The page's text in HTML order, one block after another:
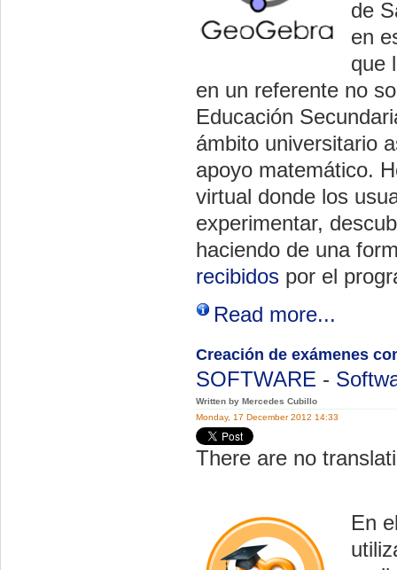
de
en
que
en un referente no
Educación
ámbito universitario
apoyo matemático.
virtual donde los
experimentar,
haciendo de una
recibidos por el
Read more...
Creación de exámenes
SOFTWARE -
Written by Mercedes Cubillo
Monday, 17 December 2012 14:33
There are no
En